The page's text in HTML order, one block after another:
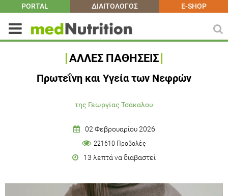
PORTAL ΔΙΑΙΤΟΛΟΓΟΣ E-SHOP
ΑΛΛΕΣ ΠΑΘΗΣΕΙΣ
Πρωτεΐνη και Υγεία των Νεφρών
της Γεωργίας Τσάκαλου
02 Φεβρουαρίου 2026
221610 Προβολές
13 λεπτά να διαβαστεί